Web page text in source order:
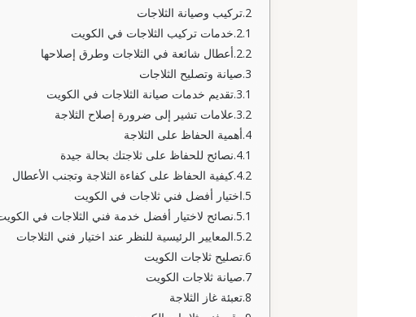
تركيب وصيانة الثلاجات
خدمات تركيب الثلاجات في الكويت
أعطال شائعة في الثلاجات وطرق إصلاحها
صيانة وتصليح الثلاجات
تقديم خدمات صيانة الثلاجات في الكويت
علامات تشير إلى ضرورة إصلاح الثلاجة
أهمية الحفاظ على الثلاجة
نصائح للحفاظ على ثلاجتك بحالة جيدة
كيفية الحفاظ على كفاءة الثلاجة وتجنب الأعطال
اختيار أفضل فني ثلاجات في الكويت
نصائح لاختيار أفضل خدمة فني الثلاجات في
المعايير الرئيسية للنظر عند اختيار فني الثلاجات
تصليح ثلاجات الكويت
صيانة ثلاجات الكويت
تعبئة غاز الثلاجة